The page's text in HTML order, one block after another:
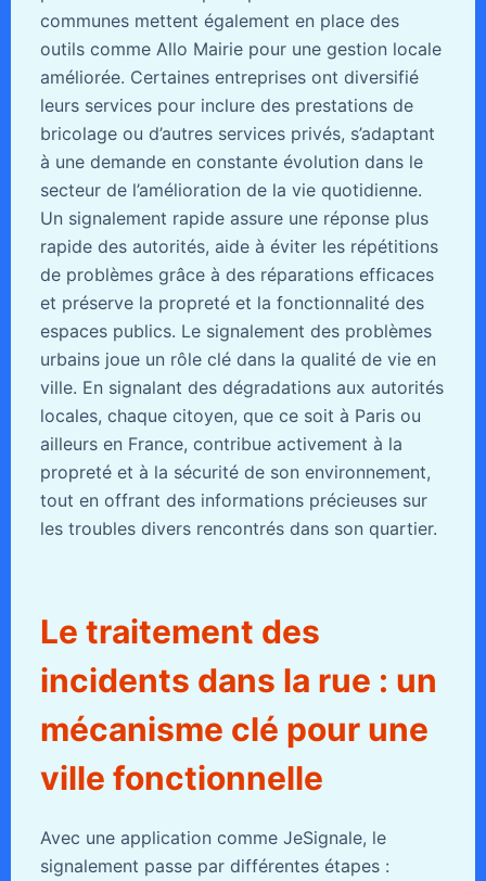
communes mettent également en place des
outils comme Allo Mairie pour une gestion locale
améliorée. Certaines entreprises ont diversifié
leurs services pour inclure des prestations de
bricolage ou d’autres services privés, s’adaptant
à une demande en constante évolution dans le
secteur de l’amélioration de la vie quotidienne.
Un signalement rapide assure une réponse plus
rapide des autorités, aide à éviter les répétitions
de problèmes grâce à des réparations efficaces
et préserve la propreté et la fonctionnalité des
espaces publics. Le signalement des problèmes
urbains joue un rôle clé dans la qualité de vie en
ville. En signalant des dégradations aux autorités
locales, chaque citoyen, que ce soit à Paris ou
ailleurs en France, contribue activement à la
propreté et à la sécurité de son environnement,
tout en offrant des informations précieuses sur
les troubles divers rencontrés dans son quartier.
Le traitement des
incidents dans la rue : un
mécanisme clé pour une
ville fonctionnelle
Avec une application comme JeSignale, le
signalement passe par différentes étapes :